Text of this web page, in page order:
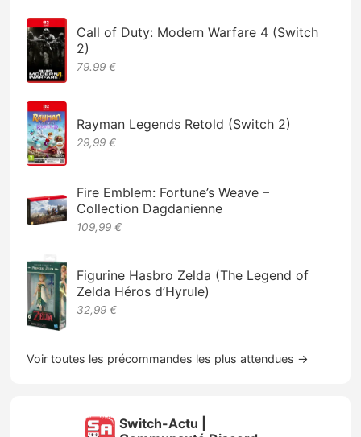
Call of Duty: Modern Warfare 4 (Switch
2)
79.99 €
Rayman Legends Retold (Switch 2)
29,99 €
Fire Emblem: Fortune’s Weave –
Collection Dagdanienne
109,99 €
Figurine Hasbro Zelda (The Legend of
Zelda Héros d’Hyrule)
32,99 €
Voir toutes les précommandes les plus attendues →
Switch-Actu |